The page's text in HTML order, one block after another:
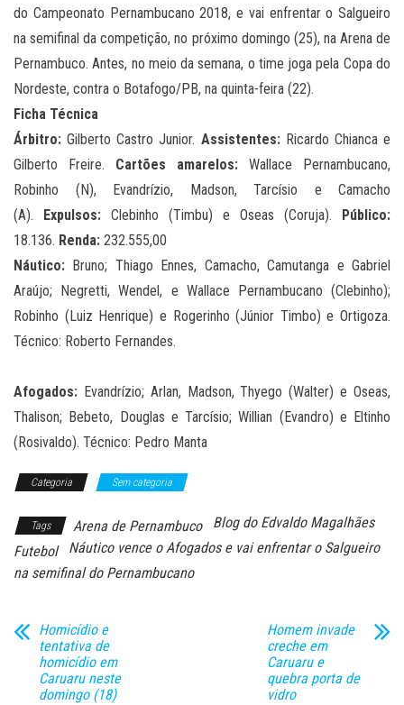
do Campeonato Pernambucano 2018, e vai enfrentar o Salgueiro
na semifinal da competição, no próximo domingo (25), na Arena de
Pernambuco. Antes, no meio da semana, o time joga pela Copa do
Nordeste, contra o Botafogo/PB, na quinta-feira (22).
Ficha Técnica
Árbitro:Gilberto Castro Junior. Assistentes:Ricardo Chianca e
Gilberto Freire. Cartões amarelos: Wallace Pernambucano,
Robinho (N), Evandrízio, Madson, Tarcísio e Camacho
(A).
Expulsos: Clebinho (Timbu) e Oseas (Coruja).
Público:
18.136. Renda: 232.555,00
Náutico: Bruno; Thiago Ennes, Camacho, Camutanga e Gabriel
Araújo; Negretti, Wendel, e Wallace Pernambucano (Clebinho);
Robinho (Luiz Henrique) e Rogerinho (Júnior Timbo) e Ortigoza.
Técnico: Roberto Fernandes.
Afogados: Evandrízio; Arlan, Madson, Thyego (Walter) e Oseas,
Thalison; Bebeto, Douglas e Tarcísio; Willian (Evandro) e Eltinho
(Rosivaldo). Técnico: Pedro Manta
Categoria Sem categoria
Tags Arena de Pernambuco
Blog do Edvaldo Magalhães
Futebol
Náutico vence o Afogados e vai enfrentar o Salgueiro
na semifinal do Pernambucano
Homicídio e
tentativa de
homicídio em
Caruaru neste
domingo (18)
Homem invade
creche em
Caruaru e
quebra porta de
vidro